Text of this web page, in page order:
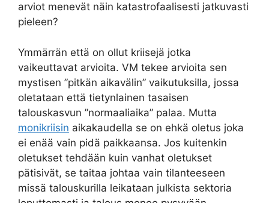
arviot menevät näin katastrofaalisesti jatkuvasti
pieleen?
Ymmärrän että on ollut kriisejä jotka
vaikeuttavat arvioita. VM tekee arvioita sen
mystisen ”pitkän aikavälin” vaikutuksilla, jossa
oletataan että tietynlainen tasaisen
talouskasvun ”normaaliaika” palaa. Mutta
monikriisin aikakaudella se on ehkä oletus joka
ei enää vain pidä paikkaansa. Jos kuitenkin
oletukset tehdään kuin vanhat oletukset
pätisivät, se taitaa johtaa vain tilanteeseen
missä talouskurilla leikataan julkista sektoria